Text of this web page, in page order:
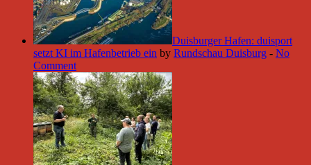
Duisburger Hafen: duisport
setzt KI im Hafenbetrieb ein by Rundschau Duisburg - No
Comment